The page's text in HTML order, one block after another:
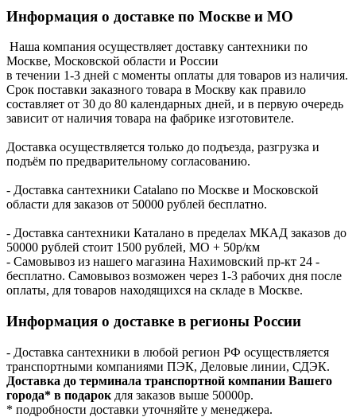
Информация о доставке по Москве и МО
Наша компания осуществляет доставку сантехники по
Москве, Московской области и России
в течении 1-3 дней с моменты оплаты для товаров из наличия.
Срок поставки заказного товара в Москву как правило
составляет от 30 до 80 календарных дней, и в первую очередь
зависит от наличия товара на фабрике изготовителе.
Доставка осуществляется только до подъезда, разгрузка и
подъём по предварительному согласованию.
- Доставка сантехники Catalano по Москве и Московской
области для заказов от 50000 рублей бесплатно.
- Доставка сантехники Каталано в пределах МКАД заказов до
50000 рублей стоит 1500 рублей, МО + 50р/км
- Самовывоз из нашего магазина Нахимовский пр-кт 24 -
бесплатно. Самовывоз возможен через 1-3 рабочих дня после
оплаты, для товаров находящихся на складе в Москве.
Информация о доставке в регионы России
- Доставка сантехники в любой регион РФ осуществляется
транспортными компаниями ПЭК, Деловые линии, СДЭК.
Доставка до терминала транспортной компании Вашего
города* в подарок для заказов выше 50000р.
* подробности доставки уточняйте у менеджера.